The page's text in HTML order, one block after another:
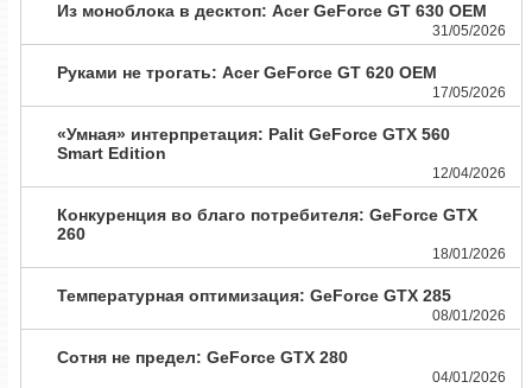
Из моноблока в десктоп: Acer GeForce GT 630 OEM
31/05/2026
Руками не трогать: Acer GeForce GT 620 OEM
17/05/2026
«Умная» интерпретация: Palit GeForce GTX 560
Smart Edition
12/04/2026
Конкуренция во благо потребителя: GeForce GTX
260
18/01/2026
Температурная оптимизация: GeForce GTX 285
08/01/2026
Сотня не предел: GeForce GTX 280
04/01/2026